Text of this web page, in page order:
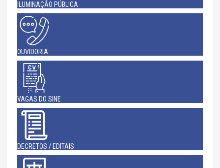
ILUMINAÇÃO PÚBLICA
OUVIDORIA
VAGAS DO SINE
DECRETOS / EDITAIS